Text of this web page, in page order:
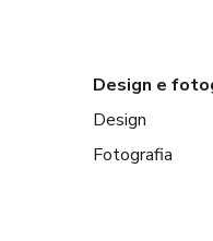
Design e
Design
Fotografia